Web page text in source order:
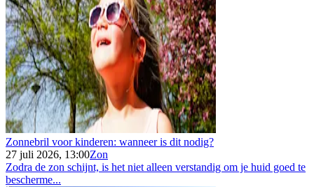
Zonnebril voor kinderen: wanneer is dit nodig?
27 juli 2026, 13:00Zon
Zodra de zon schijnt, is het niet alleen verstandig om je huid goed te
bescherme...